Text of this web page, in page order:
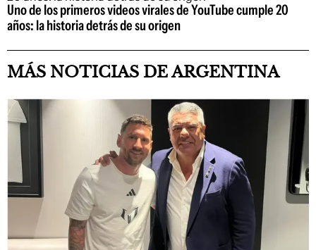
Uno de los primeros videos virales de YouTube cumple 20
años: la historia detrás de su origen
MÁS NOTICIAS DE ARGENTINA